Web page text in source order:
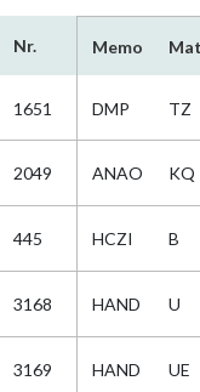
Nr. Memo
1651 DMP TZ
2049 ANAO KQ
445 HCZI B
3168 HAND U
3169 HAND UE